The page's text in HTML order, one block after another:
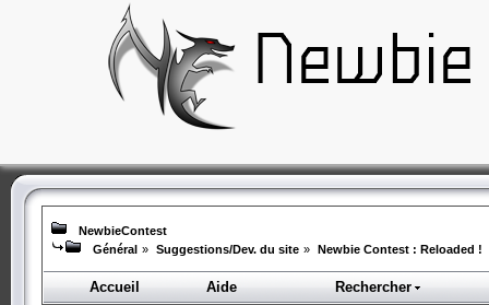
NewbieContest
Général » Suggestions/Dev. du site » Newbie Contest : Reloaded !
Accueil Aide Rechercher